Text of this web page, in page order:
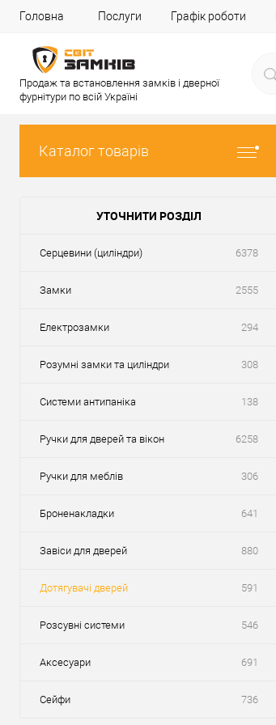
Головна Послуги Графік роботи
Продаж та встановлення замків і дверної
фурнітури по всій Україні
Каталог товарів
УТОЧНИТИ РОЗДІЛ
Серцевини (циліндри) 6378
Замки 2555
Електрозамки 294
Розумні замки та циліндри 308
Системи антипаніка 138
Ручки для дверей та вікон 6258
Ручки для меблів 306
Броненакладки 641
Завіси для дверей 880
Дотягувачі дверей 591
Розсувні системи 546
Аксесуари 691
Сейфи 736